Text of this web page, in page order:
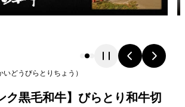
いどう びらとりちょう ）
ク黒毛和牛】びらとり和牛切